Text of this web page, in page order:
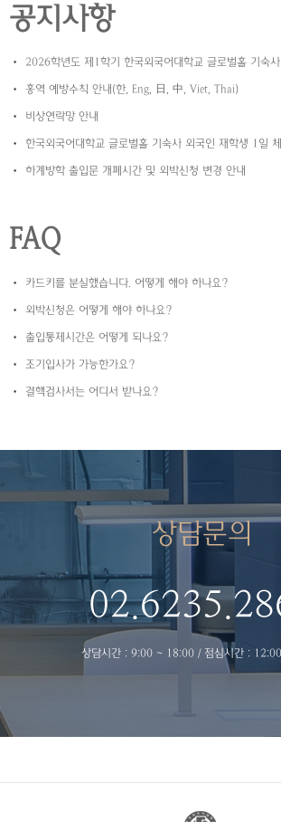
공지사항
2026학년도 제1학기 한국외국어대학교 글로벌홀 기숙
홍역 예방수칙 안내(한, Eng, 日, 中, Viet, Thai)
비상연락망 안내
한국외국어대학교 글로벌홀 기숙사 외국인 재학생 1일 체
하계방학 출입문 개폐시간 및 외박신청 변경 안내
FAQ
카드키를 분실했습니다. 어떻게 해야 하나요?
외박신청은 어떻게 해야 하나요?
출입통제시간은 어떻게 되나요?
조기입사가 가능한가요?
결핵검사서는 어디서 받나요?
상담문의
상담시간 : 9:00 ~ 18:00 / 점심시간 :